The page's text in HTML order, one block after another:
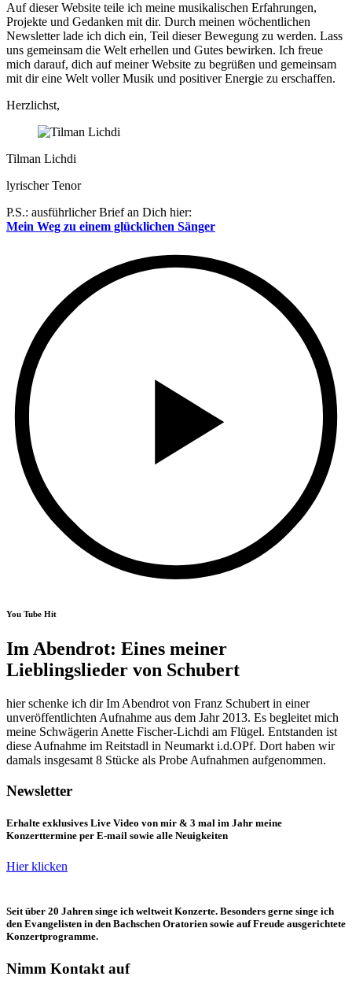
Auf dieser Website teile ich meine musikalischen Erfahrungen,
Projekte und Gedanken mit dir. Durch meinen wöchentlichen
Newsletter lade ich dich ein, Teil dieser Bewegung zu werden. Lass
uns gemeinsam die Welt erhellen und Gutes bewirken. Ich freue
mich darauf, dich auf meiner Website zu begrüßen und gemeinsam
mit dir eine Welt voller Musik und positiver Energie zu erschaffen.
Herzlichst,
Tilman Lichdi
lyrischer Tenor
P.S.: ausführlicher Brief an Dich hier:
Mein Weg zu einem glücklichen Sänger
You Tube Hit
Im Abendrot: Eines meiner
Lieblingslieder von Schubert
hier schenke ich dir Im Abendrot von Franz Schubert in einer
unveröffentlichten Aufnahme aus dem Jahr 2013. Es begleitet mich
meine Schwägerin Anette Fischer-Lichdi am Flügel. Entstanden ist
diese Aufnahme im Reitstadl in Neumarkt i.d.OPf. Dort haben wir
damals insgesamt 8 Stücke als Probe Aufnahmen aufgenommen.
Newsletter
Erhalte exklusives Live Video von mir & 3 mal im Jahr meine
Konzerttermine per E-mail sowie alle Neuigkeiten
Hier klicken
Seit über 20 Jahren singe ich weltweit Konzerte. Besonders gerne singe ich
den Evangelisten in den Bachschen Oratorien sowie auf Freude ausgerichtete
Konzertprogramme.
Nimm Kontakt auf